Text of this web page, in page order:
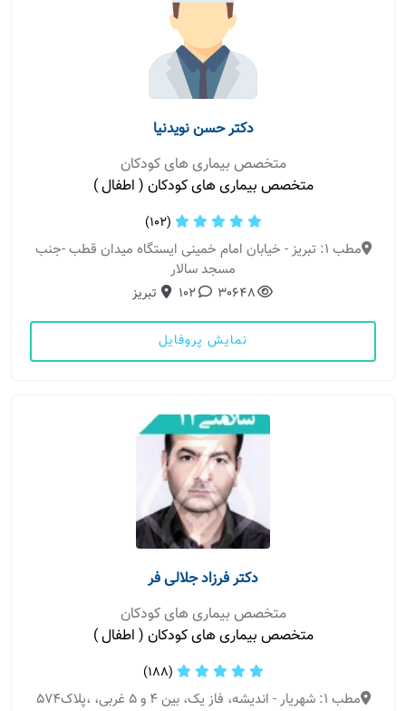
دکتر حسن نویدنیا
متخصص بیماری های کودکان
متخصص بیماری های کودکان ( اطفال )
(102)
مطب 1: تبریز - خیابان امام خمینی ایستگاه میدان قطب -جنب
مسجد سالار
30648
102 تبریز
نمایش پروفایل
دکتر فرزاد جلالی فر
متخصص بیماری های کودکان
متخصص بیماری های کودکان ( اطفال )
(188)
مطب 1: شهریار - اندیشه، فاز یک، بین 4 و 5 غربی، ،پلاک574